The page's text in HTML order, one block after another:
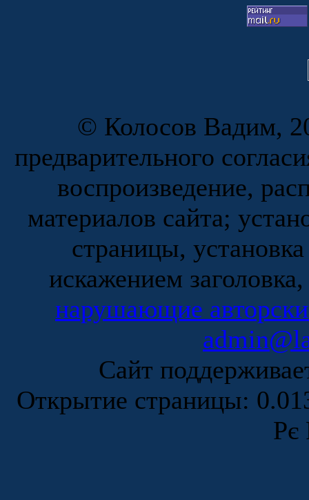
© Колосов Вадим,
предварительного
воспроизведение,
материалов сайта;
страницы,
искажением
нарушающие
Сайт
Открытие страницы:
Рє